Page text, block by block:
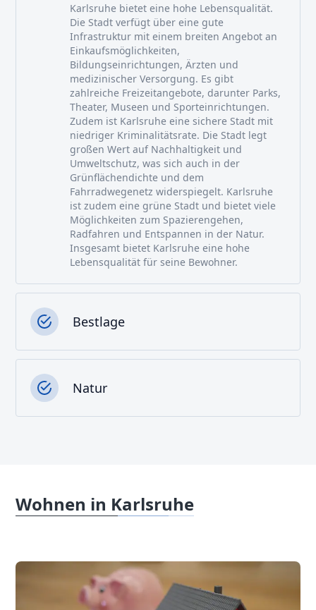
Karlsruhe bietet eine hohe Lebensqualität.
Die Stadt verfügt über eine gute
Infrastruktur mit einem breiten Angebot an
Einkaufsmöglichkeiten,
Bildungseinrichtungen, Ärzten und
medizinischer Versorgung. Es gibt
zahlreiche Freizeitangebote, darunter Parks,
Theater, Museen und Sporteinrichtungen.
Zudem ist Karlsruhe eine sichere Stadt mit
niedriger Kriminalitätsrate. Die Stadt legt
großen Wert auf Nachhaltigkeit und
Umweltschutz, was sich auch in der
Grünflächendichte und dem
Fahrradwegenetz widerspiegelt. Karlsruhe
ist zudem eine grüne Stadt und bietet viele
Möglichkeiten zum Spazierengehen,
Radfahren und Entspannen in der Natur.
Insgesamt bietet Karlsruhe eine hohe
Lebensqualität für seine Bewohner.
Bestlage
Natur
Wohnen in Karlsruhe